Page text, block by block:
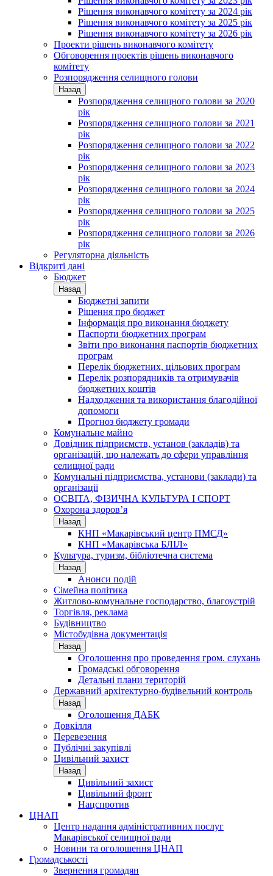
Рішення виконавчого комітету за 2024 рік
Рішення виконавчого комітету за 2025 рік
Рішення виконавчого комітету за 2026 рік
Проекти рішень виконавчого комітету
Обговорення проектів рішень виконавчого
комітету
Розпорядження селищного голови
Назад
Розпорядження селищного голови за 2020
рік
Розпорядження селищного голови за 2021
рік
Розпорядження селищного голови за 2022
рік
Розпорядження селищного голови за 2023
рік
Розпорядження селищного голови за 2024
рік
Розпорядження селищного голови за 2025
рік
Розпорядження селищного голови за 2026
рік
Регуляторна діяльність
Відкриті дані
Бюджет
Назад
Бюджетні запити
Рішення про бюджет
Інформація про виконання бюджету
Паспорти бюджетних програм
Звіти про виконання паспортів бюджетних
програм
Перелік бюджетних, цільових програм
Перелік розпорядників та отримувачів
бюджетних коштів
Надходження та використання благодійної
допомоги
Прогноз бюджету громади
Комунальне майно
Довідник підприємств, установ (закладів) та
організацій, що належать до сфери управління
селищної ради
Комунальні підприємства, установи (заклади) та
організації
ОСВІТА, ФІЗИЧНА КУЛЬТУРА І СПОРТ
Охорона здоров’я
Назад
КНП «Макарівський центр ПМСД»
КНП «Макарівська БЛІЛ»
Культура, туризм, бібліотечна система
Назад
Анонси подій
Сімейна політика
Житлово-комунальне господарство, благоустрій
Торгівля, реклама
Будівництво
Містобудівна документація
Назад
Оголошення про проведення гром. слухань
Громадські обговорення
Детальні плани територій
Державний архітектурно-будівельний контроль
Назад
Оголошення ДАБК
Довкілля
Перевезення
Публічні закупівлі
Цивільний захист
Назад
Цивільний захист
Цивільний фронт
Нацспротив
ЦНАП
Центр надання адміністративних послуг
Макарівської селищної ради
Новини та оголошення ЦНАП
Громадськості
Звернення громадян